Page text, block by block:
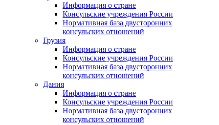
Информация о стране
Консульские учреждения России
Нормативная база двусторонних
консульских отношений
Грузия
Информация о стране
Консульские учреждения России
Нормативная база двусторонних
консульских отношений
Дания
Информация о стране
Консульские учреждения России
Нормативная база двусторонних
консульских отношений